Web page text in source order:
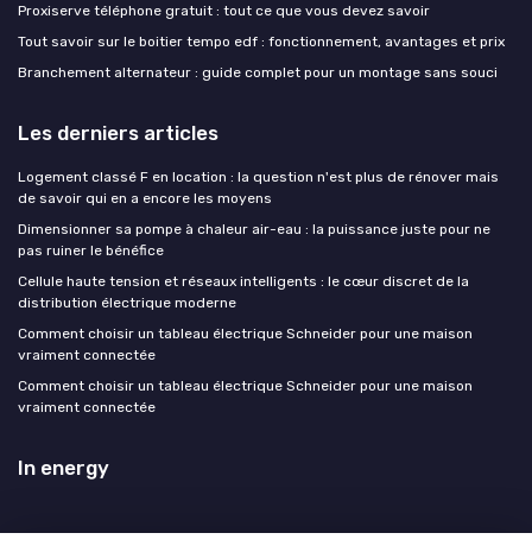
Proxiserve téléphone gratuit : tout ce que vous devez savoir
Tout savoir sur le boitier tempo edf : fonctionnement, avantages et prix
Branchement alternateur : guide complet pour un montage sans souci
Les derniers articles
Logement classé F en location : la question n'est plus de rénover mais
de savoir qui en a encore les moyens
Dimensionner sa pompe à chaleur air-eau : la puissance juste pour ne
pas ruiner le bénéfice
Cellule haute tension et réseaux intelligents : le cœur discret de la
distribution électrique moderne
Comment choisir un tableau électrique Schneider pour une maison
vraiment connectée
Comment choisir un tableau électrique Schneider pour une maison
vraiment connectée
In energy